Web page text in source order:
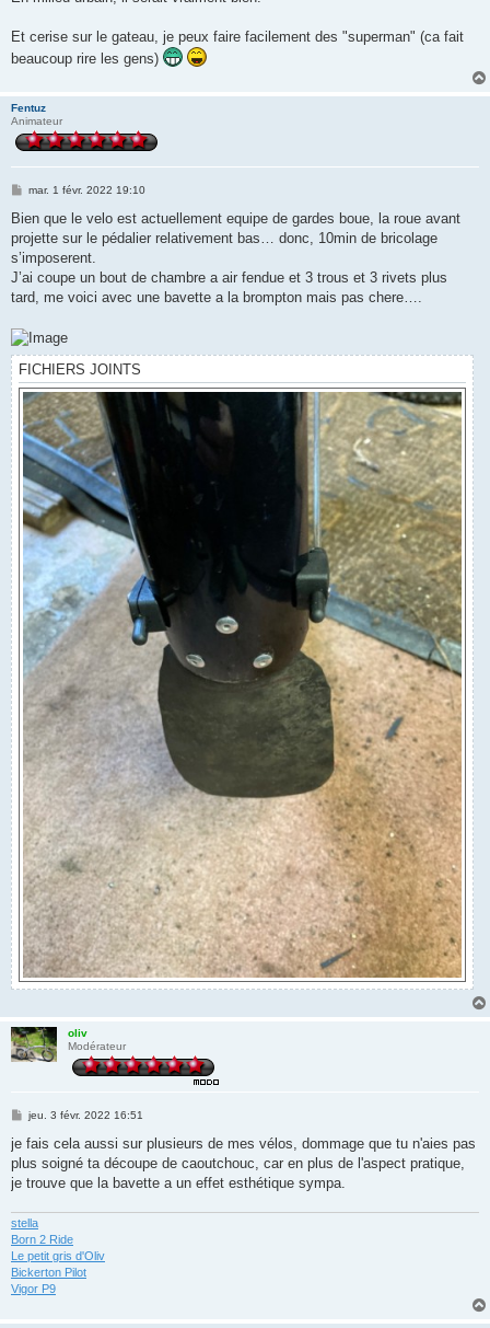
Et cerise sur le gateau, je peux faire facilement des "superman" (ca fait
beaucoup rire les gens)
Fentuz
Animateur
M
s
a
g
mar. 1 févr. 2022 19:10
Bien que le velo est actuellement equipe de gardes boue, la roue avant
projette sur le pédalier relativement bas… donc, 10min de bricolage
s’imposerent.
J’ai coupe un bout de chambre a air fendue et 3 trous et 3 rivets plus
tard, me voici avec une bavette a la brompton mais pas chere….
FICHIERS JOINTS
oliv
Modérateur
M
s
a
g
jeu. 3 févr. 2022 16:51
je fais cela aussi sur plusieurs de mes vélos, dommage que tu n'aies pas
plus soigné ta découpe de caoutchouc, car en plus de l'aspect pratique,
je trouve que la bavette a un effet esthétique sympa.
stella
Born 2 Ride
Le petit gris d'Oliv
Bickerton Pilot
Vigor P9